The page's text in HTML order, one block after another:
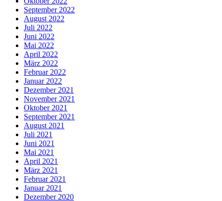
September 2022
August 2022
Juli 2022
Juni 2022
Mai 2022
April 2022
März 2022
Februar 2022
Januar 2022
Dezember 2021
November 2021
Oktober 2021
September 2021
August 2021
Juli 2021
Juni 2021
Mai 2021
April 2021
März 2021
Februar 2021
Januar 2021
Dezember 2020